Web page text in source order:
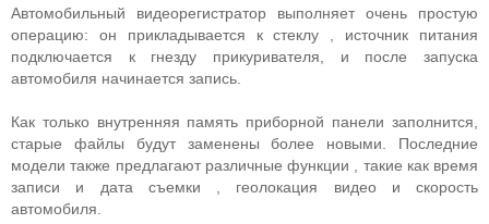
Автомобильный видеорегистратор выполняет очень простую
операцию: он прикладывается к стеклу , источник питания
подключается к гнезду прикуривателя, и после запуска
автомобиля начинается запись.
Как только внутренняя память приборной панели заполнится,
старые файлы будут заменены более новыми. Последние
модели также предлагают различные функции , такие как время
записи и дата съемки , геолокация видео и скорость
автомобиля.